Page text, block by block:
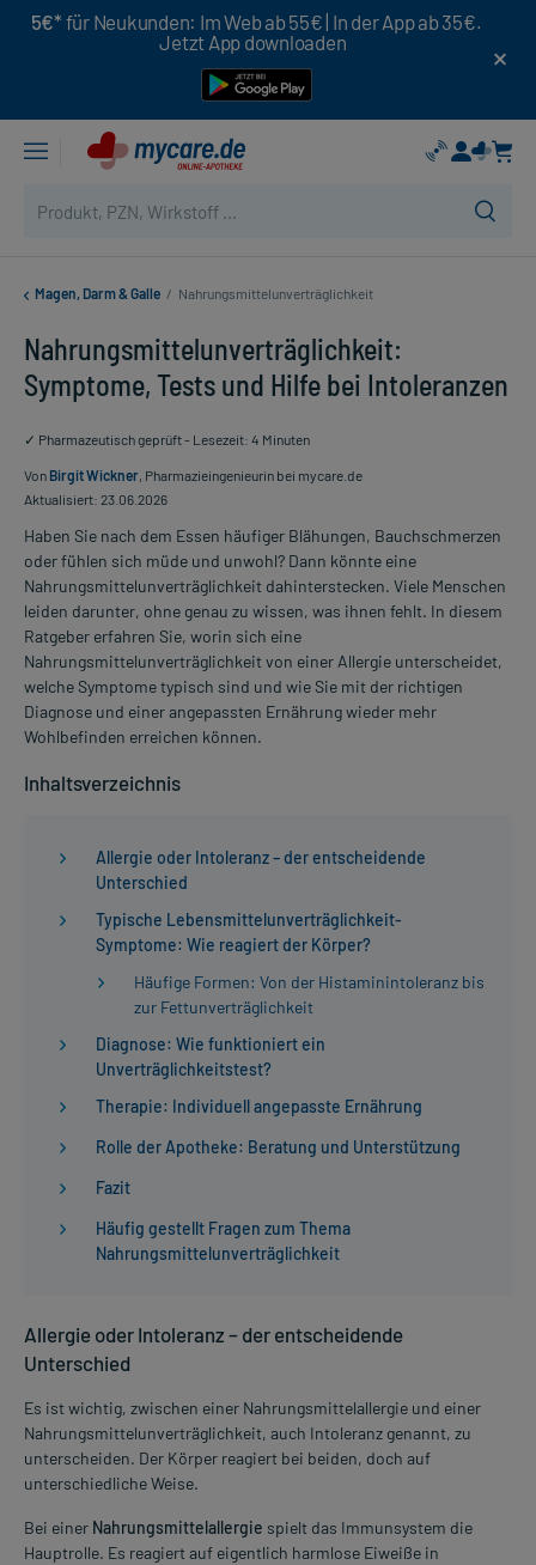
5€* für Neukunden: Im Web ab 55€ | In der App ab 35€.
Jetzt App downloaden
Magen, Darm & Galle / Nahrungsmittelunverträglichkeit
Nahrungsmittelunverträglichkeit:
Symptome, Tests und Hilfe bei Intoleranzen
✓ Pharmazeutisch geprüft - Lesezeit: 4 Minuten
Von Birgit Wickner, Pharmazieingenieurin bei mycare.de
Aktualisiert: 23.06.2026
Haben Sie nach dem Essen häufiger Blähungen, Bauchschmerzen
oder fühlen sich müde und unwohl? Dann könnte eine
Nahrungsmittelunverträglichkeit dahinterstecken. Viele Menschen
leiden darunter, ohne genau zu wissen, was ihnen fehlt. In diesem
Ratgeber erfahren Sie, worin sich eine
Nahrungsmittelunverträglichkeit von einer Allergie unterscheidet,
welche Symptome typisch sind und wie Sie mit der richtigen
Diagnose und einer angepassten Ernährung wieder mehr
Wohlbefinden erreichen können.
Inhaltsverzeichnis
Allergie oder Intoleranz – der entscheidende
Unterschied
Typische Lebensmittelunverträglichkeit-
Symptome: Wie reagiert der Körper?
Häufige Formen: Von der Histaminintoleranz bis
zur Fettunverträglichkeit
Diagnose: Wie funktioniert ein
Unverträglichkeitstest?
Therapie: Individuell angepasste Ernährung
Rolle der Apotheke: Beratung und Unterstützung
Fazit
Häufig gestellt Fragen zum Thema
Nahrungsmittelunverträglichkeit
Allergie oder Intoleranz – der entscheidende
Unterschied
Es ist wichtig, zwischen einer Nahrungsmittelallergie und einer
Nahrungsmittelunverträglichkeit, auch Intoleranz genannt, zu
unterscheiden. Der Körper reagiert bei beiden, doch auf
unterschiedliche Weise.
Bei einer Nahrungsmittelallergie spielt das Immunsystem die
Hauptrolle. Es reagiert auf eigentlich harmlose Eiweiße in